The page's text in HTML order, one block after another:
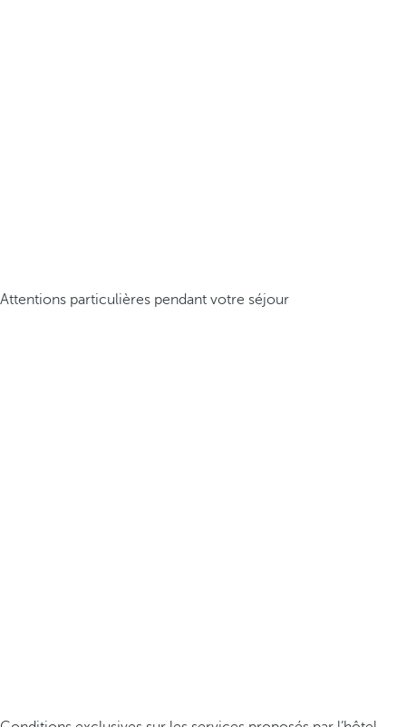
Attentions particulières pendant votre séjour